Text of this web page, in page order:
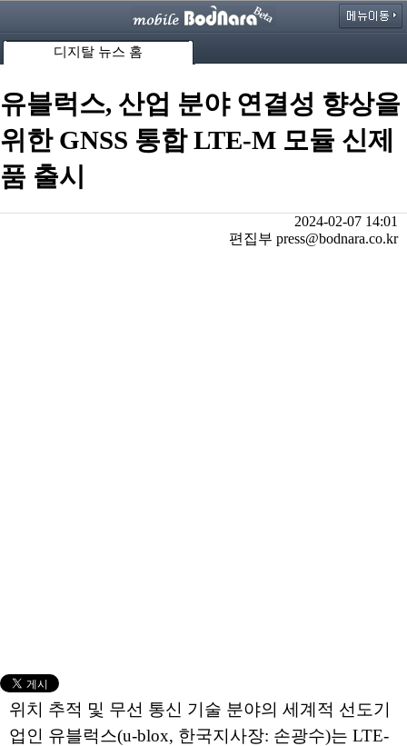
디지탈 뉴스 홈
유블럭스, 산업 분야 연결성 향상을
위한 GNSS 통합 LTE-M 모듈 신제
품 출시
2024-02-07 14:01
편집부 press@bodnara.co.kr
위치 추적 및 무선 통신 기술 분야의 세계적 선도기
업인 유블럭스(u-blox, 한국지사장: 손광수)는 LTE-